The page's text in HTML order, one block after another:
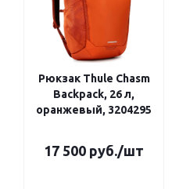
Рюкзак Thule Chasm
Backpack, 26 л,
оранжевый, 3204295
17 500 руб./шт